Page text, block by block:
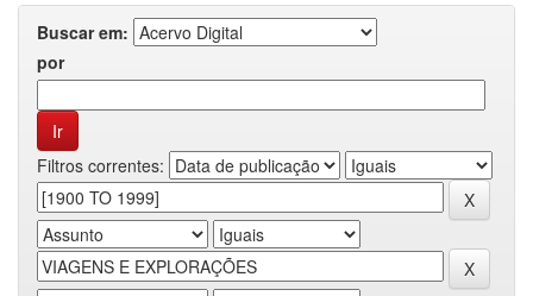
Buscar em:
por
Filtros correntes: